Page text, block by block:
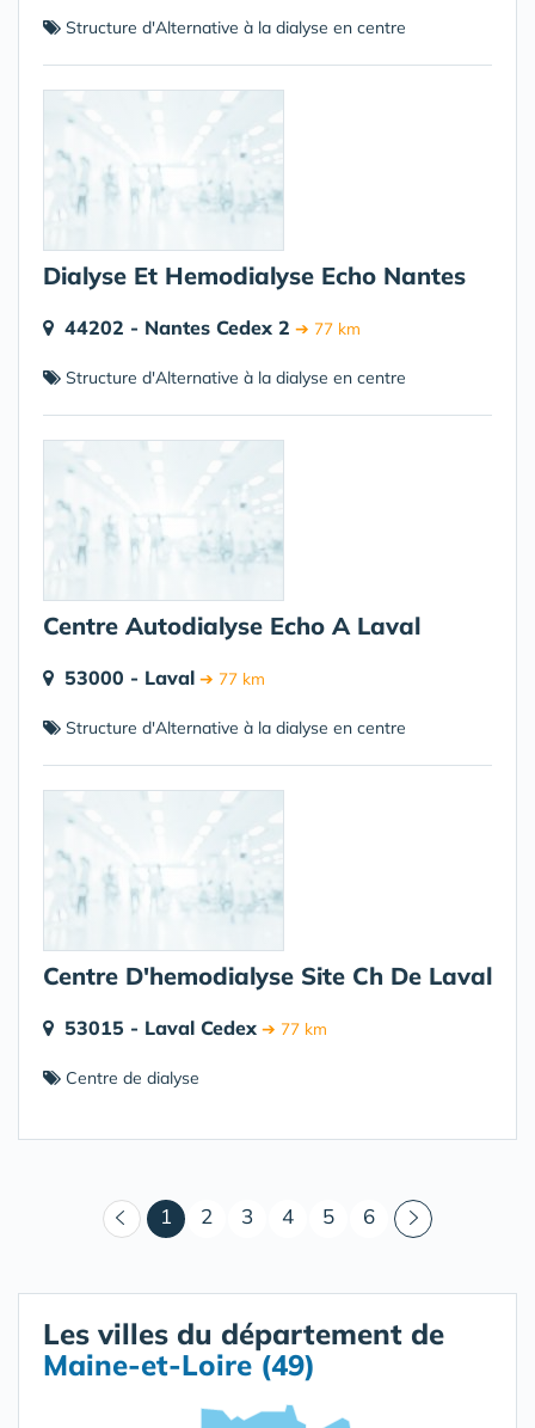
Structure d'Alternative à la dialyse en centre
Dialyse Et Hemodialyse Echo Nantes
44202 - Nantes Cedex 2 ➔ 77 km
Structure d'Alternative à la dialyse en centre
Centre Autodialyse Echo A Laval
53000 - Laval ➔ 77 km
Structure d'Alternative à la dialyse en centre
Centre D'hemodialyse Site Ch De Laval
53015 - Laval Cedex ➔ 77 km
Centre de dialyse
1 (courant)
2 3 4 5 6
Les villes du département de
Maine-et-Loire (49)